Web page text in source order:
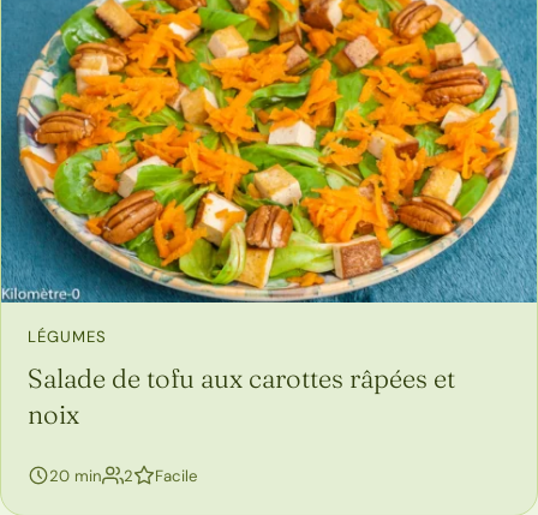
LÉGUMES
Salade de tofu aux carottes râpées et
noix
20 min 2personnes
Facile